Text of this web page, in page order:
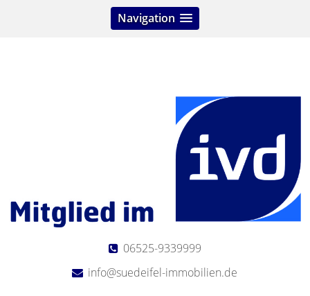
Navigation
06525-9339999
info@suedeifel-immobilien.de